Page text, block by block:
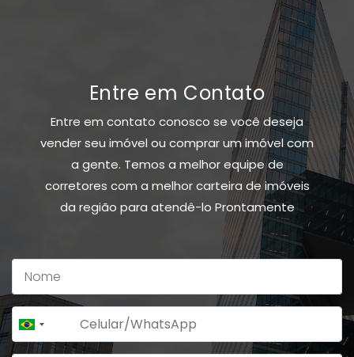
Entre em Contato
Entre em contato conosco se você deseja
vender seu imóvel ou comprar um imóvel com
a gente. Temos a melhor equipe de
corretores com a melhor carteira de imóveis
da região para atendê-lo Prontamente
Brazil
+55